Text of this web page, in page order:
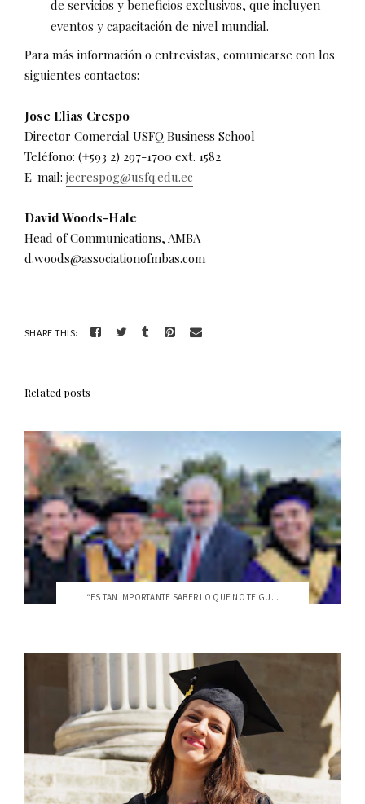
de servicios y beneficios exclusivos, que incluyen
eventos y capacitación de nivel mundial.
Para más información o entrevistas, comunicarse con los
siguientes contactos:
Jose Elias Crespo
Director Comercial USFQ Business School
Teléfono: (+593 2) 297-1700 ext. 1582
E-mail: jecrespog@usfq.edu.ec
David Woods-Hale
Head of Communications, AMBA
d.woods@associationofmbas.com
SHARE THIS:
Related posts
“ES TAN IMPORTANTE SABER LO QUE NO TE GU...